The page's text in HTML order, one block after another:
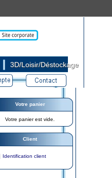
3D/Loisir/Déstockage
Votre panier
Votre panier est vide.
Client
Identification client